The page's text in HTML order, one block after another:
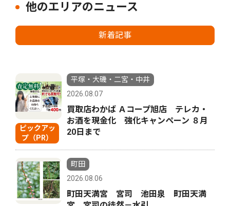
他のエリアのニュース
新着記事
ピックアッ
プ（PR）
平塚・大磯・二宮・中井
2026.08.07
買取店わかば Ａコープ旭店 テレカ・
お酒を現金化 強化キャンペーン ８月
20日まで
町田
2026.08.06
町田天満宮 宮司 池田泉 町田天満